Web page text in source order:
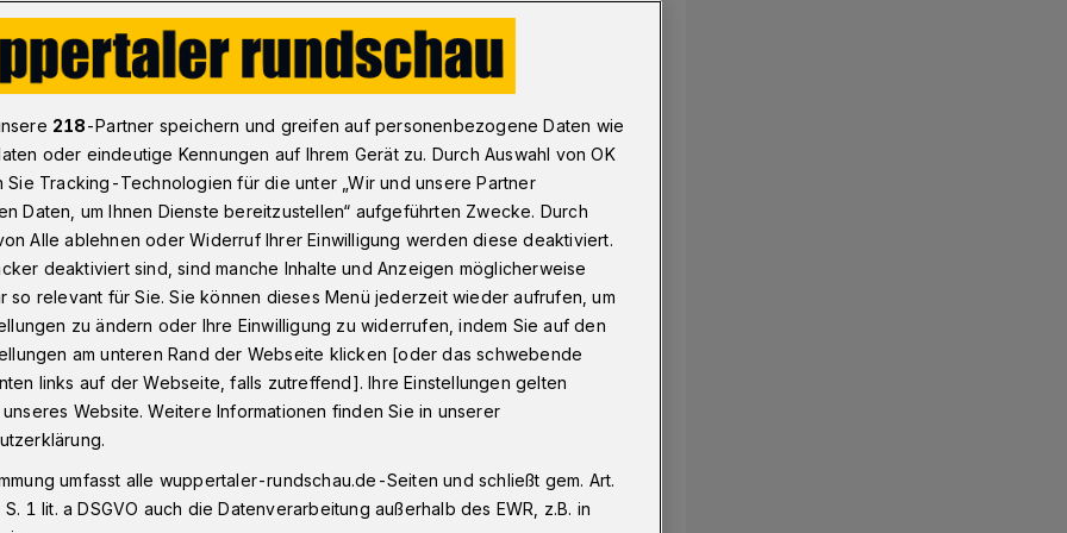
fördert Pina-Bausch-Portrait
fördert Pina-
in Wuppertal hat die Schaffung eines
art-Künstler Case Maclaim mit
6.000 Euro an den Verein
gefördert.
218-Partner speichern und greifen auf personenbezogene Daten wie
oder eindeutige Kennungen auf Ihrem Gerät zu. Durch Auswahl von OK
Sie Tracking-Technologien für die unter „Wir und unsere Partner
Daten, um Ihnen Dienste bereitzustellen“ aufgeführten Zwecke. Durch
Alle ablehnen oder Widerruf Ihrer Einwilligung werden diese deaktiviert.
deaktiviert sind, sind manche Inhalte und Anzeigen möglicherweise
so relevant für Sie. Sie können dieses Menü jederzeit wieder aufrufen, um
zu ändern oder Ihre Einwilligung zu widerrufen, indem Sie auf den
am unteren Rand der Webseite klicken [oder das schwebende
links auf der Webseite, falls zutreffend]. Ihre Einstellungen gelten
Website. Weitere Informationen finden Sie in unserer
umfasst alle wuppertaler-rundschau.de-Seiten und schließt gem. Art.
1 lit. a DSGVO auch die Datenverarbeitung außerhalb des EWR, z.B. in